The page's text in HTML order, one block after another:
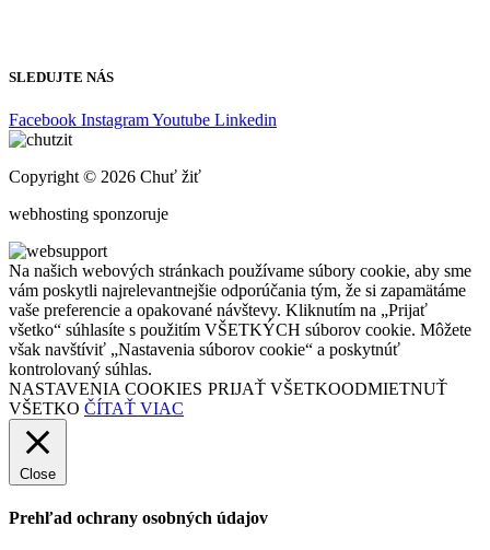
SLEDUJTE NÁS
Facebook InstagramYoutube Linkedin
Copyright © 2026 Chuť žiť
webhosting sponzoruje
Na našich webových stránkach používame súbory cookie, aby sme
vám poskytli najrelevantnejšie odporúčania tým, že si zapamätáme
vaše preferencie a opakované návštevy. Kliknutím na „Prijať
všetko“ súhlasíte s použitím VŠETKÝCH súborov cookie. Môžete
však navštíviť „Nastavenia súborov cookie“ a poskytnúť
kontrolovaný súhlas.
NASTAVENIA COOKIES PRIJAŤ VŠETKOODMIETNUŤ
VŠETKO ČÍTAŤ VIAC
Close
Prehľad ochrany osobných údajov